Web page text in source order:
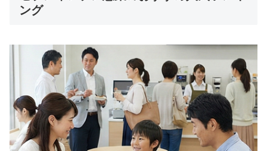
ング